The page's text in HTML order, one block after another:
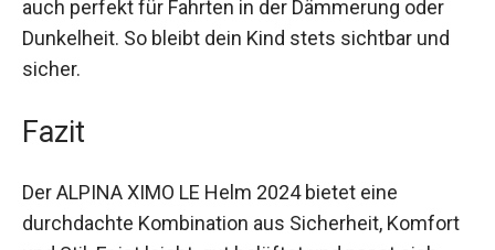
oder Dunkelheit. So bleibt dein Kind stets sichtbar
und sicher.
Fazit
durchdachte Kombination aus Sicherheit,
Komfort und Stil. Er ist leicht, gut belüftet und